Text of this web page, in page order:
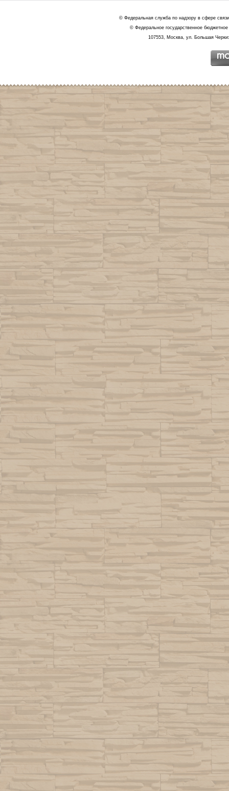
© Федеральная служба по надзору в сфере
© Федеральное государственное
107553, Москва, ул. Большая